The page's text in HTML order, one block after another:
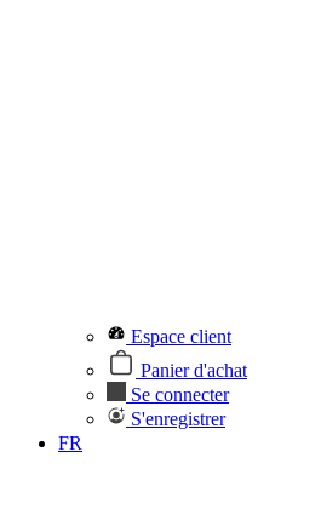
Espace client
Panier d'achat
Se connecter
S'enregistrer
FR